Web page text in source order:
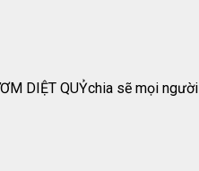
DIỆT QUỶchia sẽ mọi người